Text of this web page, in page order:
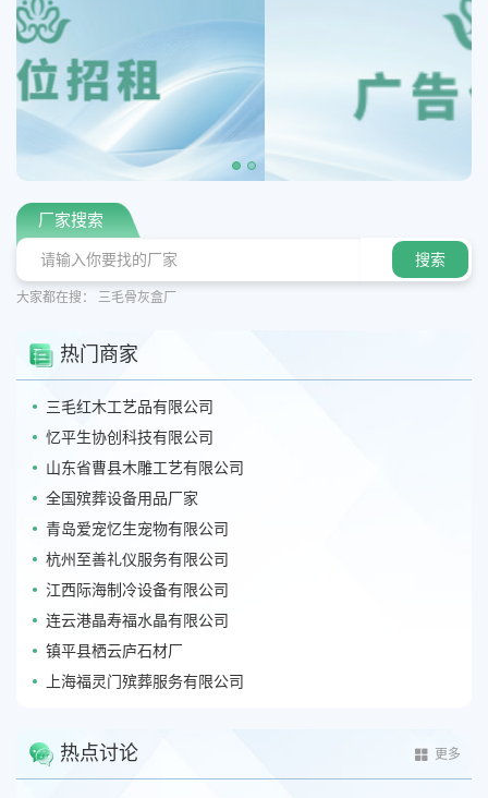
厂家搜索
大家都在搜： 三毛骨灰盒厂
热门商家
三毛红木工艺品有限公司
忆平生协创科技有限公司
山东省曹县木雕工艺有限公司
全国殡葬设备用品厂家
青岛爱宠忆生宠物有限公司
杭州至善礼仪服务有限公司
江西际海制冷设备有限公司
连云港晶寿福水晶有限公司
镇平县栖云庐石材厂
上海福灵门殡葬服务有限公司
热点讨论 更多